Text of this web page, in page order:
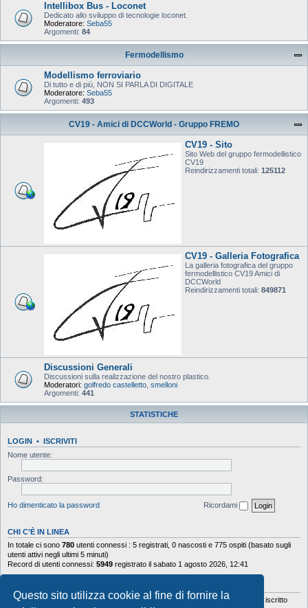
Questo sito utilizza cookie al fine di fornire la
Intellibox Bus - Loconet
Dedicato allo sviluppo di tecnologie loconet.
Moderatore: Seba55
Argomenti: 84
Fermodellismo
Modellismo ferroviario
Di tutto e di più, NON SI PARLA DI DIGITALE
Moderatore: Seba55
Argomenti: 493
CV19 - Amici di DCCWorld - Gruppo FREMO
CV19 - Sito
Sito Web del gruppo fermodellistico
CV19
Reindirizzamenti totali: 125112
CV19 - Galleria Fotografica
La galleria fotografica del gruppo
fermodellistico CV19 Amici di
DCCWorld
Reindirizzamenti totali: 849871
Discussioni Generali
Discussioni sulla realizzazione del nostro plastico.
Moderatori: golfredo castelletto smelloni
Argomenti: 441
STATISTICHE
LOGIN • ISCRIVITI
Nome utente:
Password:
Ho dimenticato la password Ricordami
CHI C’È IN LINEA
In totale ci sono 780 utenti connessi : 5 registrati, 0 nascosti e 775 ospiti (basato sugli
utenti attivi negli ultimi 5 minuti)
Record di utenti connessi: 5949 registrato il sabato 1 agosto 2026, 12:41
Totale messaggi103644• Totale argomenti 9878• Totale iscritti 5630
• Ultimo iscritto